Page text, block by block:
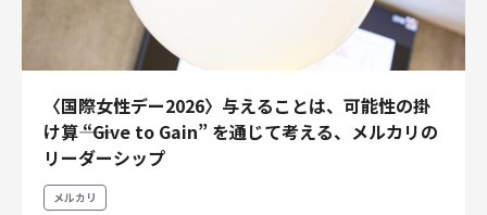
〈国際女性デー2026〉与えることは、可能性の掛
け算―― “Give to Gain” を通じて考える、メルカリの
リーダーシップ
メルカリ